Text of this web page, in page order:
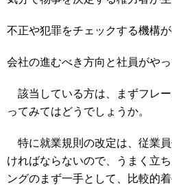
不正や犯罪をチェックする機構
会社の進むべき方向と社員がや
該当している方は、まずフレ
ってみてはどうでしょうか。
特に就業規則の改定は、従業
ければならないので、うまく立
ングのまず一手として、比較的